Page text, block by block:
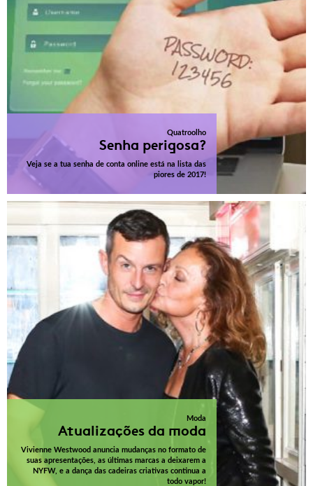
Quatroolho
Senha perigosa?
Veja se a tua senha de conta online está na lista das
piores de 2017!
Moda
Atualizações da moda
Vivienne Westwood anuncia mudanças no formato de
suas apresentações, as últimas marcas a deixarem a
NYFW, e a dança das cadeiras criativas continua a
todo vapor!